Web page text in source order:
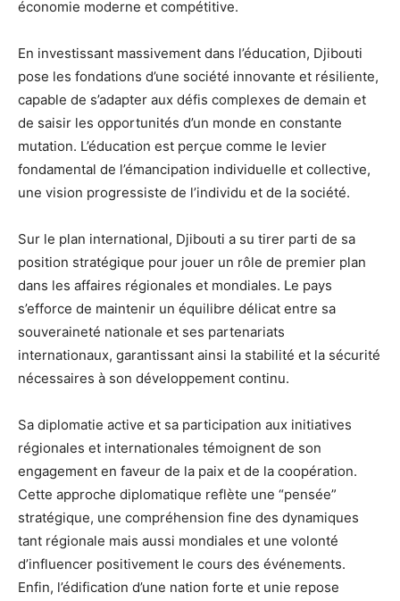
économie moderne et compétitive.
En investissant massivement dans l’éducation, Djibouti
pose les fondations d’une société innovante et résiliente,
capable de s’adapter aux défis complexes de demain et
de saisir les opportunités d’un monde en constante
mutation. L’éducation est perçue comme le levier
fondamental de l’émancipation individuelle et collective,
une vision progressiste de l’individu et de la société.
Sur le plan international, Djibouti a su tirer parti de sa
position stratégique pour jouer un rôle de premier plan
dans les affaires régionales et mondiales. Le pays
s’efforce de maintenir un équilibre délicat entre sa
souveraineté nationale et ses partenariats
internationaux, garantissant ainsi la stabilité et la sécurité
nécessaires à son développement continu.
Sa diplomatie active et sa participation aux initiatives
régionales et internationales témoignent de son
engagement en faveur de la paix et de la coopération.
Cette approche diplomatique reflète une “pensée”
stratégique, une compréhension fine des dynamiques
tant régionale mais aussi mondiales et une volonté
d’influencer positivement le cours des événements.
Enfin, l’édification d’une nation forte et unie repose